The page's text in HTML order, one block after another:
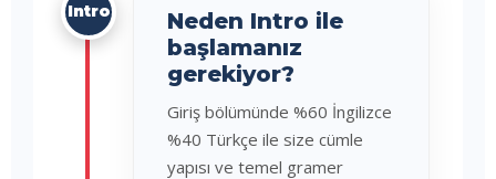
Intro
Neden Intro ile
başlamanız
gerekiyor?
Giriş bölümünde %60 İngilizce
%40 Türkçe ile size cümle
yapısı ve temel gramer